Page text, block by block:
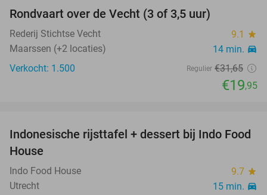
OUT
Rondvaart over de Vecht (3 of 3,5 uur)
Rederij Stichtse Vecht 9.1 star
Maarssen (+2 locaties) 14 min. directions_car
Verkocht: 1.500 Regulier €31,65
€19,95
38%
Indonesische rijsttafel + dessert bij Indo Food
House
Indo Food House 9.7 star
Utrecht 15 min. directions_car